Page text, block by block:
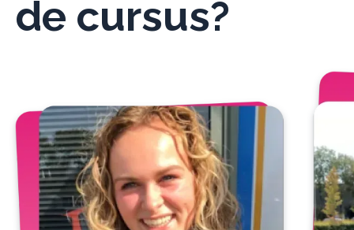
de cursus?